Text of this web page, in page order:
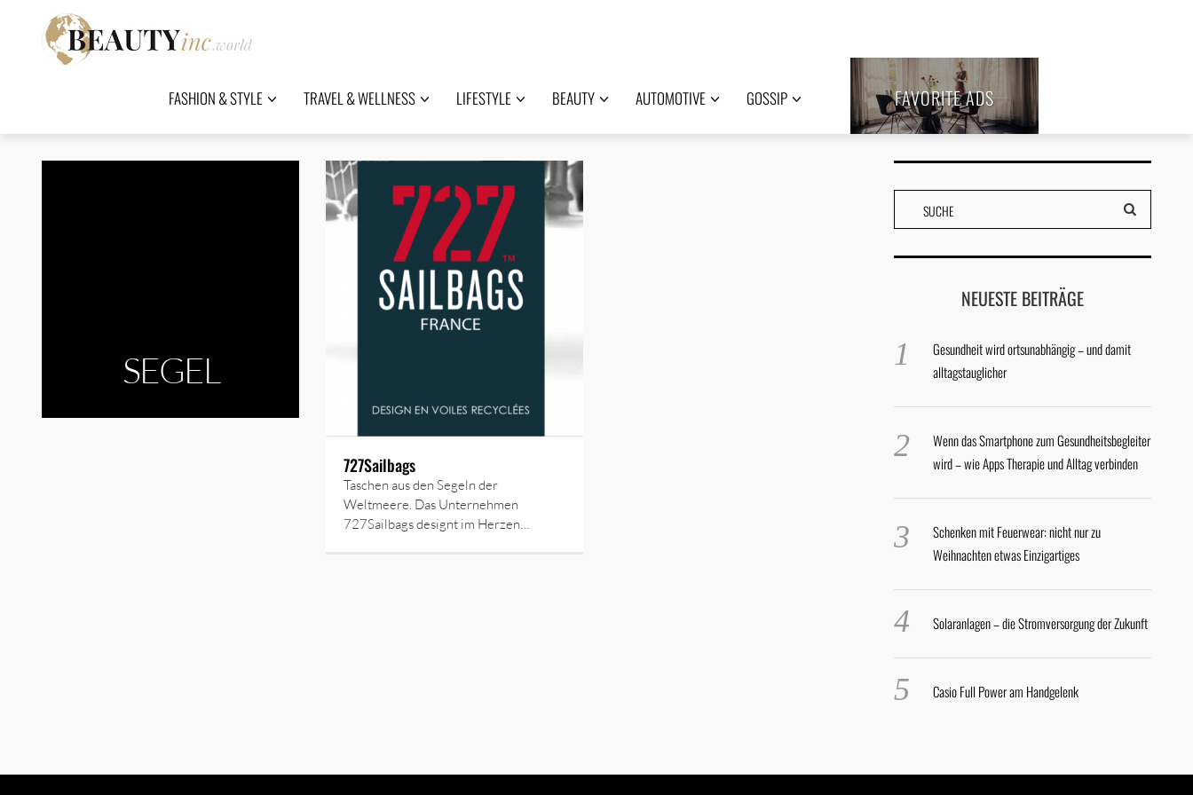
FASHION & STYLE TRAVEL & WELLNESS LIFESTYLE BEAUTY AUTOMOTIVE GOSSIP FAVORITE ADS
SEGEL
727Sailbags
Taschen aus den Segeln der
Weltmeere. Das Unternehmen
727Sailbags designt im Herzen…
NEUESTE BEITRÄGE
Gesundheit wird ortsunabhängig – und damit
alltagstauglicher
Wenn das Smartphone zum Gesundheitsbegleiter
wird – wie Apps Therapie und Alltag verbinden
Schenken mit Feuerwear: nicht nur zu
Weihnachten etwas Einzigartiges
Solaranlagen – die Stromversorgung der Zukunft
Casio Full Power am Handgelenk